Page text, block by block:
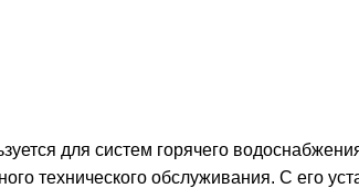
для систем горячего
технического обслуживания. С его